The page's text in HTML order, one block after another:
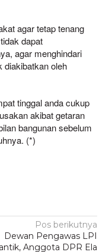
agar tetap tenang
dapat
agar menghindari
diakibatkan oleh
tinggal anda cukup
akibat getaran
bangunan sebelum
(*)
Pos berikutnya
Dewan Pengawas LPI
Anggota DPR Ela